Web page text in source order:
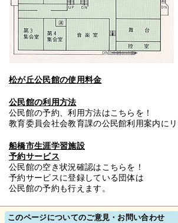
松が丘公民館の使用料金
公民館の利用方法
公民館の予約、利用方法はこちらを！
教育委員会社会教育課の公民館利用案内にリ
船橋市生涯学習施設
予約サービス
公民館の空き状況確認はこちらを！
予約サービスに登録している団体は
公民館の予約も行えます。
このページについてのご意見・お問い合わせ